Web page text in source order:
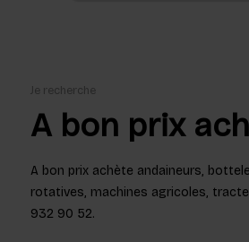
Je recherche
A bon prix
A bon prix achète andaineurs,
rotatives, machines agricoles,
932 90 52.